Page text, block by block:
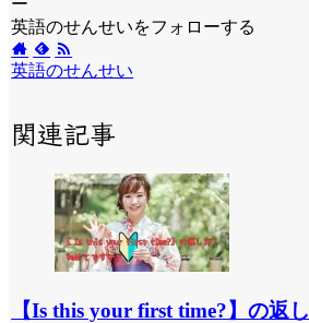
英語のせんせいをフォローする
英語のせんせい
関連記事
【Is this your first time?】の返し